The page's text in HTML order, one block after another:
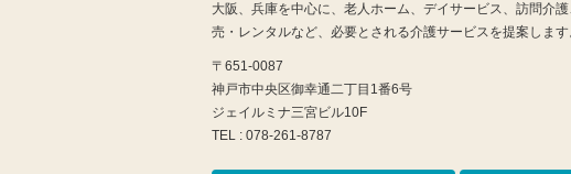
大阪、兵庫を中心に、老人ホーム、デイサービス、訪問介
売・レンタルなど、必要とされる介護サービスを提案します
〒651-0087
神戸市中央区御幸通二丁目1番6号
ジェイルミナ三宮ビル10F
TEL : 078-261-8787